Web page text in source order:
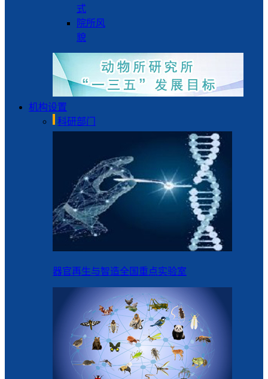
式
院所风
貌
机构设置
科研部门
器官再生与智造全国重点实验室